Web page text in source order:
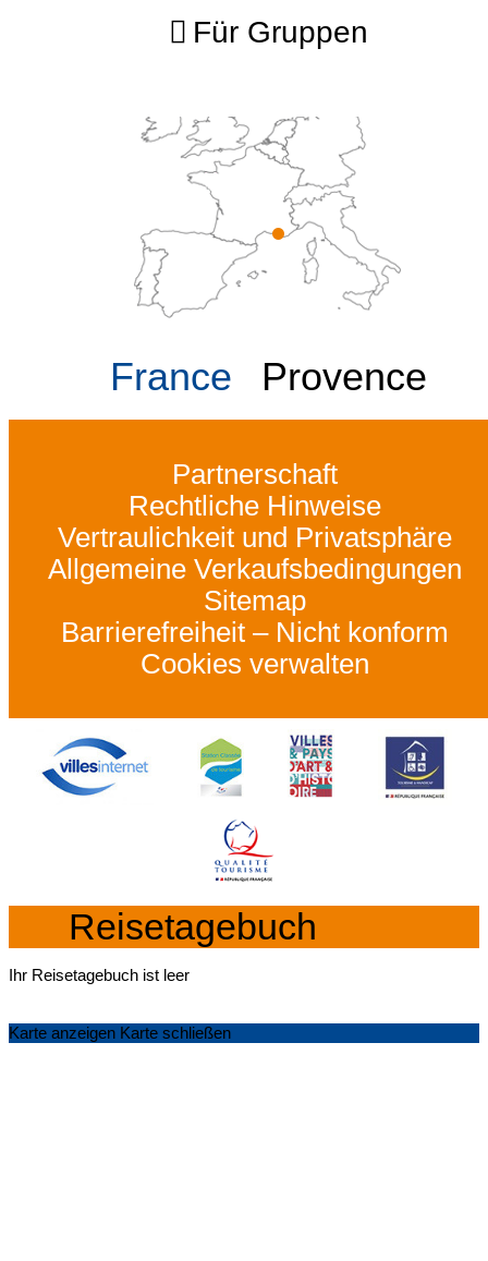
Für Gruppen
France Provence
Partnerschaft
Rechtliche Hinweise
Vertraulichkeit und Privatsphäre
Allgemeine Verkaufsbedingungen
Sitemap
Barrierefreiheit – Nicht konform
Cookies verwalten
Reisetagebuch
Ihr Reisetagebuch ist leer
Karte anzeigen Karte schließen